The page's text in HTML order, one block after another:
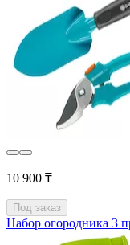
10 900 ₸
Под заказ
Набор огородника 3